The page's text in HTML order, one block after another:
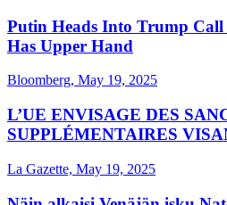
Putin Heads Into Trump
Has Upper Hand
Bloomberg, May 19, 2025
L’UE ENVISAGE DES
SUPPLÉMENTAIRES
La Gazette, May 19, 2025